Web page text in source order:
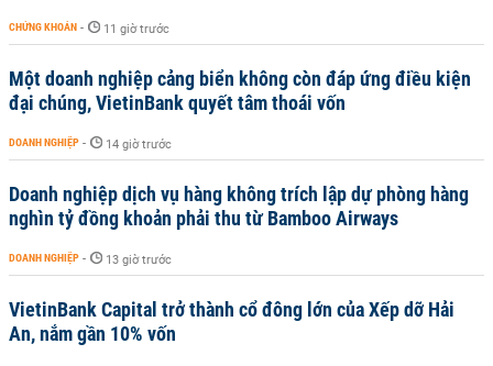
CHỨNG KHOÁN - 11 giờ trước
Một doanh nghiệp cảng biển không còn đáp ứng điều kiện
đại chúng, VietinBank quyết tâm thoái vốn
DOANH NGHIỆP - 14 giờ trước
Doanh nghiệp dịch vụ hàng không trích lập dự phòng hàng
nghìn tỷ đồng khoản phải thu từ Bamboo Airways
DOANH NGHIỆP - 13 giờ trước
VietinBank Capital trở thành cổ đông lớn của Xếp dỡ Hải
An, nắm gần 10% vốn